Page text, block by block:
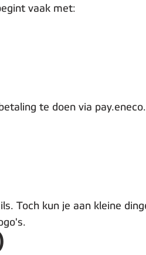
vaak met:
te doen via
Toch kun je aan kleine